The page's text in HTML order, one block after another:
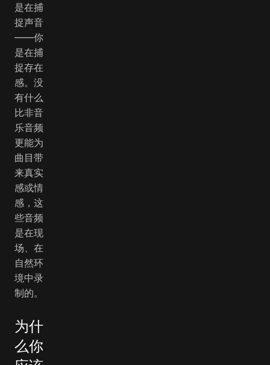
是在捕
捉声音
——你
是在捕
捉存在
感。没
有什么
比非音
乐音频
更能为
曲目带
来真实
感或情
感，这
些音频
是在现
场、在
自然环
境中录
制的。
为什
么你